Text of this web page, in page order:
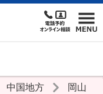
中国地方 岡山